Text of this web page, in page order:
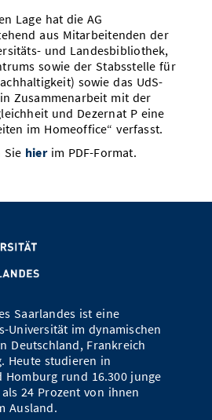
Beruf
Access
und Förderungen
Personen, Forschungsgruppen
Veranstaltungen
Lage hat die AG
aus Mitarbeitenden der
und Landesbibliothek,
sowie der Stabsstelle für
sowie das UdS-
Zusammenarbeit mit der
und Dezernat P eine
im Homeoffice“ verfasst.
Sie hier im PDF-Format.
Saarlandes ist eine
Universität im dynamischen
Deutschland, Frankreich
Heute studieren in
Homburg rund 16.300 junge
24 Prozent von ihnen
Ausland.